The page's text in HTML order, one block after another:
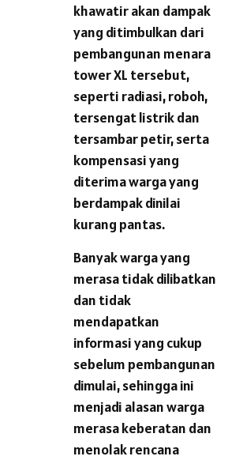
khawatir akan dampak
yang ditimbulkan dari
pembangunan menara
tower XL tersebut,
seperti radiasi, roboh,
tersengat listrik dan
tersambar petir, serta
kompensasi yang
diterima warga yang
berdampak dinilai
kurang pantas.
Banyak warga yang
merasa tidak dilibatkan
dan tidak
mendapatkan
informasi yang cukup
sebelum pembangunan
dimulai, sehingga ini
menjadi alasan warga
merasa keberatan dan
menolak rencana